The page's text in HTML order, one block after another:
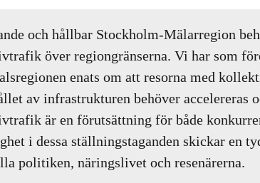
och hållbar Stockholm-Mälarregion
över regiongränserna. Vi har som
enats om att resorna med
av infrastrukturen behöver accelereras
är en förutsättning för både
i dessa ställningstaganden skickar en
politiken, näringslivet och resenärerna.